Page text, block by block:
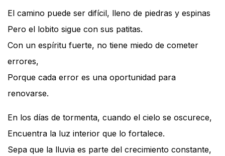
El camino puede ser difícil, lleno de piedras y espinas
Pero el lobito sigue con sus patitas.
Con un espíritu fuerte, no tiene miedo de cometer
errores,
Porque cada error es una oportunidad para
renovarse.
En los días de tormenta, cuando el cielo se oscurece,
Encuentra la luz interior que lo fortalece.
Sepa que la lluvia es parte del crecimiento constante,